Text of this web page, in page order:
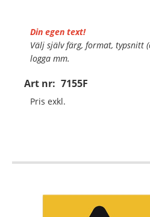
Art nr: 7155F
Din egen text!
Välj själv färg, format, typsnitt
logga mm.
Material:Självhäftande folie
Mått:148x148mm (eller
Pris exkl.